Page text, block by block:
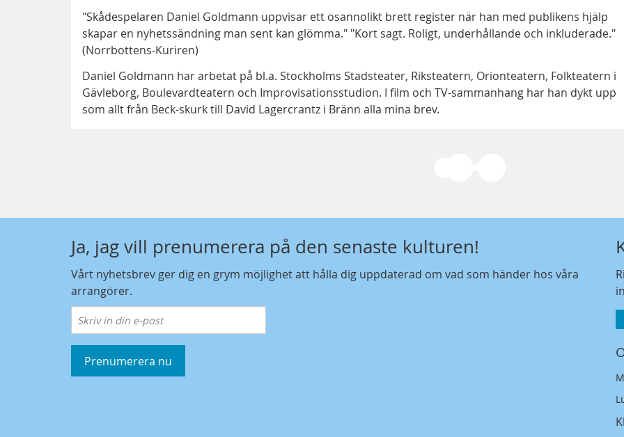
"Skådespelaren Daniel Goldmann uppvisar ett osannolikt brett register när han med publikens hjälp
skapar en nyhetssändning man sent kan glömma." "Kort sagt. Roligt, underhållande och inkluderade."
(Norrbottens-Kuriren)
Daniel Goldmann har arbetat på bl.a. Stockholms Stadsteater, Riksteatern, Orionteatern, Folkteatern i
Gävleborg, Boulevardteatern och Improvisationsstudion. I film och TV-sammanhang har han dykt upp
som allt från Beck-skurk till David Lagercrantz i Bränn alla mina brev.
Ja, jag vill prenumerera på den senaste kulturen!
Vårt nyhetsbrev ger dig en grym möjlighet att hålla dig uppdaterad om vad som händer hos våra
arrangörer.
Prenumerera nu